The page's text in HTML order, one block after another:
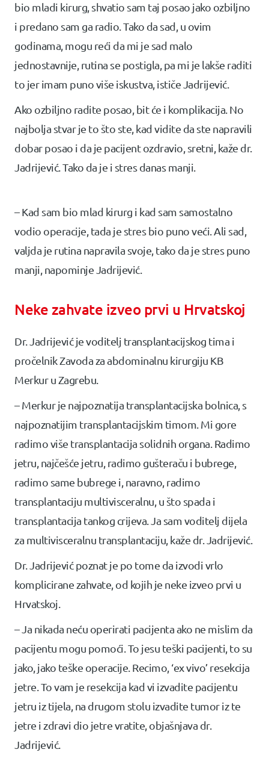
bio mladi kirurg, shvatio sam taj posao jako ozbiljno
i predano sam ga radio. Tako da sad, u ovim
godinama, mogu reći da mi je sad malo
jednostavnije, rutina se postigla, pa mi je lakše raditi
to jer imam puno više iskustva, ističe Jadrijević.
Ako ozbiljno radite posao, bit će i komplikacija. No
najbolja stvar je to što ste, kad vidite da ste napravili
dobar posao i da je pacijent ozdravio, sretni, kaže dr.
Jadrijević. Tako da je i stres danas manji.
– Kad sam bio mlad kirurg i kad sam samostalno
vodio operacije, tada je stres bio puno veći. Ali sad,
valjda je rutina napravila svoje, tako da je stres puno
manji, napominje Jadrijević.
Neke zahvate izveo prvi u Hrvatskoj
Dr. Jadrijević je voditelj transplantacijskog tima i
pročelnik Zavoda za abdominalnu kirurgiju KB
Merkur u Zagrebu.
– Merkur je najpoznatija transplantacijska bolnica, s
najpoznatijim transplantacijskim timom. Mi gore
radimo više transplantacija solidnih organa. Radimo
jetru, najčešće jetru, radimo gušteraču i bubrege,
radimo same bubrege i, naravno, radimo
transplantaciju multivisceralnu, u što spada i
transplantacija tankog crijeva. Ja sam voditelj dijela
za multivisceralnu transplantaciju, kaže dr. Jadrijević.
Dr. Jadrijević poznat je po tome da izvodi vrlo
komplicirane zahvate, od kojih je neke izveo prvi u
Hrvatskoj.
– Ja nikada neću operirati pacijenta ako ne mislim da
pacijentu mogu pomoći. To jesu teški pacijenti, to su
jako, jako teške operacije. Recimo, ‘ex vivo’ resekcija
jetre. To vam je resekcija kad vi izvadite pacijentu
jetru iz tijela, na drugom stolu izvadite tumor iz te
jetre i zdravi dio jetre vratite, objašnjava dr.
Jadrijević.